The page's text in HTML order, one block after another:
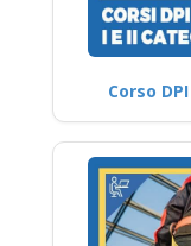
Corso